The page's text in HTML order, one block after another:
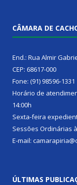
CÂMARA DE
End.: Rua Almir
CEP: 68617-000
Fone: (91) 98596-1331
Horário de
14:00h
Sexta-feira
Sessões Ordinárias
E-mail:
ÚLTIMAS